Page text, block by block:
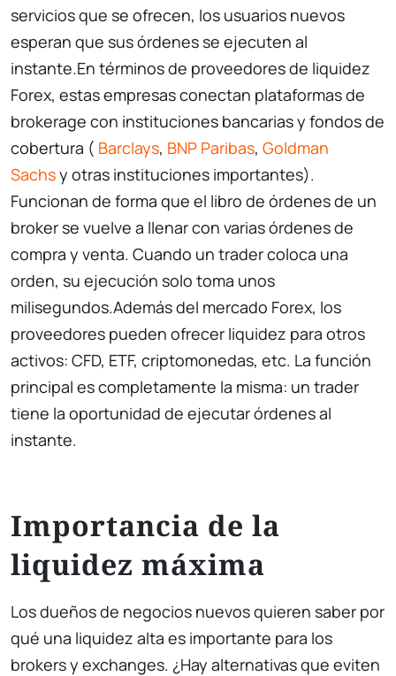
servicios que se ofrecen, los usuarios nuevos
esperan que sus órdenes se ejecuten al
instante.En términos de proveedores de liquidez
Forex, estas empresas conectan plataformas de
brokerage con instituciones bancarias y fondos de
cobertura ( Barclays, BNP Paribas, Goldman
Sachsy otras instituciones importantes).
Funcionan de forma que el libro de órdenes de un
broker se vuelve a llenar con varias órdenes de
compra y venta. Cuando un trader coloca una
orden, su ejecución solo toma unos
milisegundos.Además del mercado Forex, los
proveedores pueden ofrecer liquidez para otros
activos: CFD, ETF, criptomonedas, etc. La función
principal es completamente la misma: un trader
tiene la oportunidad de ejecutar órdenes al
instante.
Importancia de la
liquidez máxima
Los dueños de negocios nuevos quieren saber por
qué una liquidez alta es importante para los
brokers y exchanges. ¿Hay alternativas que eviten